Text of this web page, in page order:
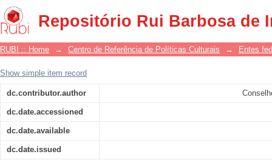
Repositório Rui Barbosa de
Abaixo assinado do Bloco Amantes
RUBI :: Home → Centro de Referência de Políticas Culturais → Entes
Show simple item record
dc.contributor.author
dc.date.accessioned
dc.date.available
dc.date.issued